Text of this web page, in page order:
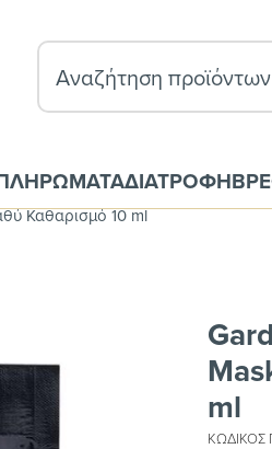
ΔΙΑΤΡΟΦΗ
Και Πρϊόντα Υγείας
Καθαρισμό 10 ml
ml
ΚΩΔΙΚΌΣ